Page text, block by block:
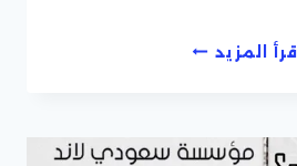
إقرأ المزيدنقل